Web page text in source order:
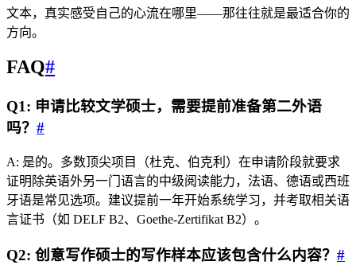
文本，真实感受自己的心流在哪里——那往往就是最适合你的
方向。
FAQ#
Q1: 申请比较文学硕士，需要提前准备第二外语
吗？ #
A: 是的。多数顶尖项目（杜克、伯克利）在申请阶段就要求
证明除英语外另一门语言的中级阅读能力，法语、德语或西班
牙语是常见选项。建议提前一年开始系统学习，并考取相关语
言证书（如 DELF B2、Goethe-Zertifikat B2）。
Q2: 创意写作硕士的写作样本应该包含什么内容？ #